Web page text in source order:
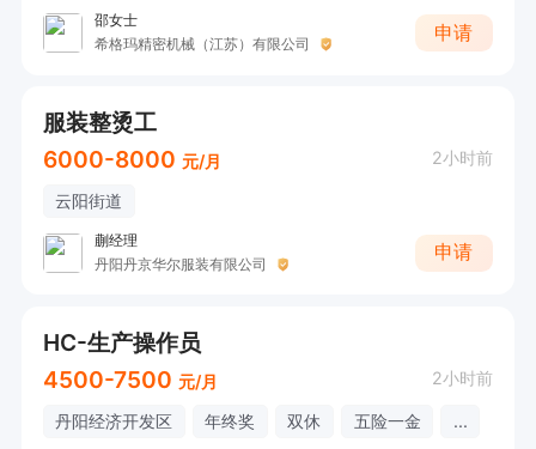
邵女士
希格玛精密机械（江苏）有限公司
申请
服装整烫工
6000-8000 元/月 2小时前
云阳街道
蒯经理
丹阳丹京华尔服装有限公司
申请
HC-生产操作员
4500-7500 元/月 2小时前
丹阳经济开发区 年终奖 双休 五险一金 ...